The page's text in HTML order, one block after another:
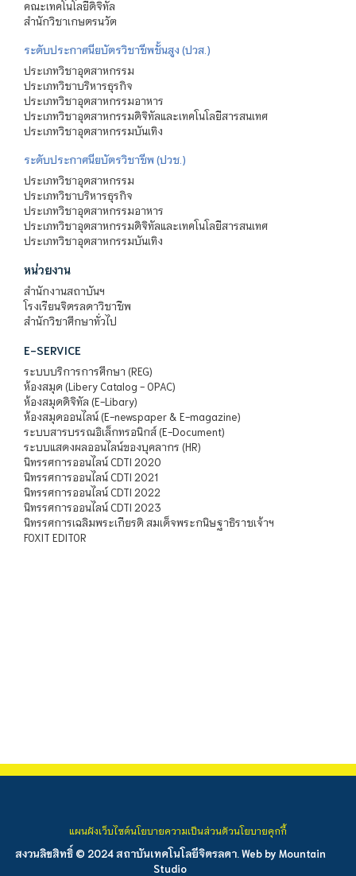
คณะเทคโนโลยีดิจิทัล
สำนักวิชาเกษตรนวัต
ระดับประกาศนียบัตรวิชาชีพชั้นสูง (ปวส.)
ประเภทวิชาอุตสาหกรรม
ประเภทวิชาบริหารธุรกิจ
ประเภทวิชาอุตสาหกรรมอาหาร
ประเภทวิชาอุตสาหกรรมดิจิทัลและเทคโนโลยีสารสนเทศ
ประเภทวิชาอุตสาหกรรมบันเทิง
ระดับประกาศนียบัตรวิชาชีพ (ปวช.)
ประเภทวิชาอุตสาหกรรม
ประเภทวิชาบริหารธุรกิจ
ประเภทวิชาอุตสาหกรรมอาหาร
ประเภทวิชาอุตสาหกรรมดิจิทัลและเทคโนโลยีสารสนเทศ
ประเภทวิชาอุตสาหกรรมบันเทิง
หน่วยงาน
สำนักงานสถาบันฯ
โรงเรียนจิตรลดาวิชาชีพ
สำนักวิชาศึกษาทั่วไป
E-SERVICE
ระบบบริการการศึกษา (REG)
ห้องสมุด (Libery Catalog - OPAC)
ห้องสมุดดิจิทัล (E-Libary)
ห้องสมุดออนไลน์ (E-newspaper & E-magazine)
ระบบสารบรรณอิเล็กทรอนิกส์ (E-Document)
ระบบแสดงผลออนไลน์ของบุคลากร (HR)
นิทรรศการออนไลน์ CDTI 2020
นิทรรศการออนไลน์ CDTI 2021
นิทรรศการออนไลน์ CDTI 2022
นิทรรศการออนไลน์ CDTI 2023
นิทรรศการเฉลิมพระเกียรติ สมเด็จพระกนิษฐาธิราชเจ้าฯ
FOXIT EDITOR
สงวนลิขสิทธิ์ © 2024 สถาบันเทคโนโลยีจิตรลดา. Web by Mountain
Studio
แผนผังเว็บไซต์นโยบายความเป็นส่วนตัวนโยบายคุกกี้